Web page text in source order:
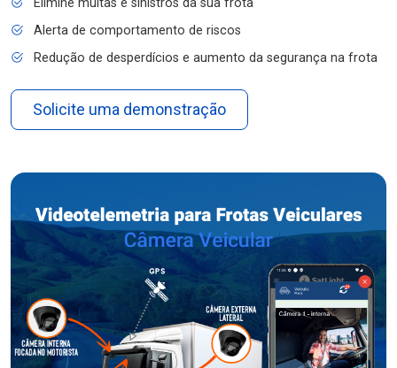
Elimine multas e sinistros da sua frota
Alerta de comportamento de riscos
Redução de desperdícios e aumento da segurança na frota
Solicite uma demonstração